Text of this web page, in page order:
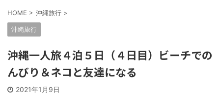
HOME > 沖縄旅行 >
沖縄旅行
沖縄一人旅４泊５日（４日目）ビーチでの
んびり＆ネコと友達になる
2021年1月9日